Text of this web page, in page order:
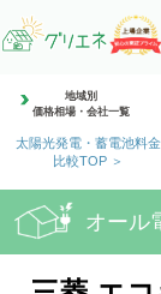
地域別
価格相場・会社一覧
太陽光発電・蓄電池料金
比較TOP
オール